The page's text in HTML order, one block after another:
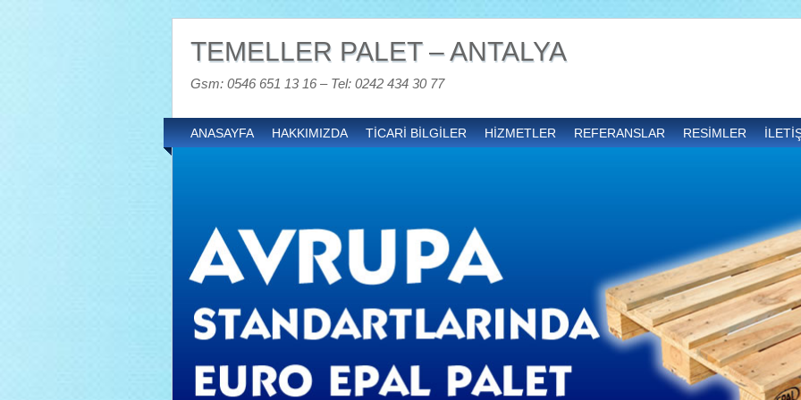
TEMELLER PALET – ANTALYA
Gsm: 0546 651 13 16 – Tel: 0242 434 30 77
ANASAYFA HAKKIMIZDA TİCARİ BİLGİLER HİZMETLER REFERANSLAR RESİMLER